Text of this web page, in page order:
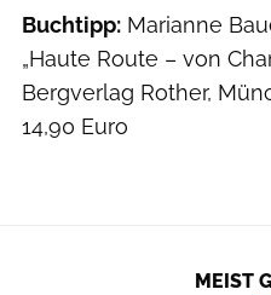
Buchtipp: Marianne
„Haute Route – von
Bergverlag Rother,
14,90 Euro
MEIST